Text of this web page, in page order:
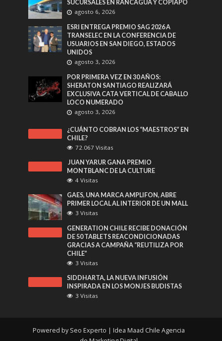
SUCURSALES EN RANCAGUA Y COPIAPÓ
agosto 6, 2026
ESRI ENTREGA PREMIO SAG 2026 A
TRANSELEC EN LA CONFERENCIA DE
USUARIOS EN SAN DIEGO, ESTADOS
UNIDOS
agosto 3, 2026
POR PRIMERA VEZ EN 30 AÑOS:
SHERATON SANTIAGO REALIZARÁ
EXCLUSIVA CATA VERTICAL DE CABALLO
LOCO NUMERADO
agosto 3, 2026
¿CUÁNTO COBRAN LOS “MAESTROS” EN
CHILE?
72.067 Visitas
JUAN YARUR GANA PREMIO
MONTBLANC DE LA CULTURE
4 Visitas
GAES, UNA MARCA AMPLIFON, ABRE
PRIMER LOCAL AL INTERIOR DE UN MALL
3 Visitas
GENERATION CHILE RECIBE DONACIÓN
DE 50 TABLETS REACONDICIONADAS
GRACIAS A CAMPAÑA “REUTILIZA POR
CHILE”
3 Visitas
SIDDHARTA, LA NUEVA INFUSIÓN
INSPIRADA EN LOS MONJES BUDISTAS
3 Visitas
Powered by Seo Experto | Idea Maad Chile Agencia